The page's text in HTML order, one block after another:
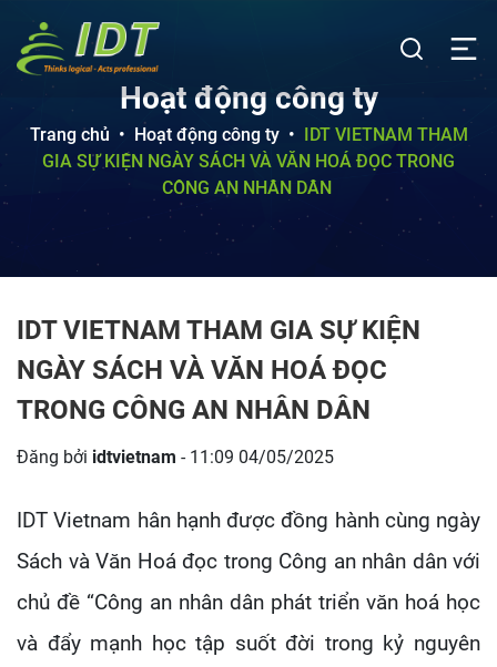
Hoạt động công ty
Trang chủ • Hoạt động công ty • IDT VIETNAM THAM
GIA SỰ KIỆN NGÀY SÁCH VÀ VĂN HOÁ ĐỌC TRONG
CÔNG AN NHÂN DÂN
IDT VIETNAM THAM GIA SỰ KIỆN
NGÀY SÁCH VÀ VĂN HOÁ ĐỌC
TRONG CÔNG AN NHÂN DÂN
Đăng bởi idtvietnam - 11:09 04/05/2025
IDT Vietnam hân hạnh được đồng hành cùng ngày
Sách và Văn Hoá đọc trong Công an nhân dân với
chủ đề “Công an nhân dân phát triển văn hoá học
và đẩy mạnh học tập suốt đời trong kỷ nguyên